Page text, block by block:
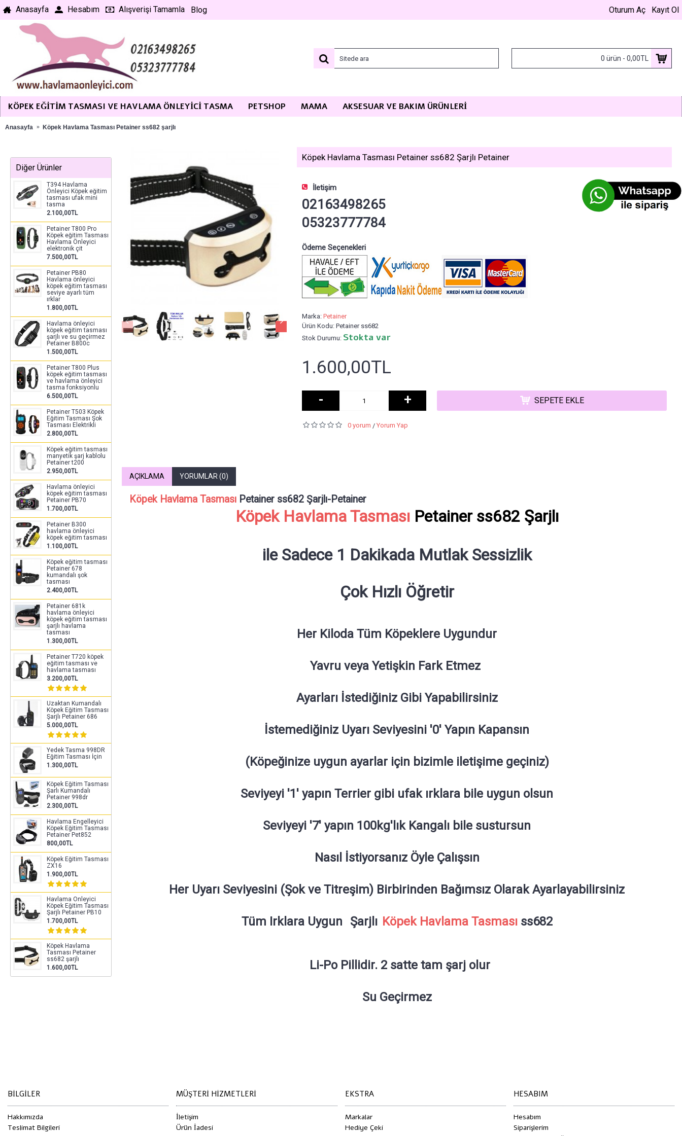
Anasayfa Hesabım Alışverişi Tamamla Blog Oturum Aç Kayıt Ol
0 ürün - 0,00TL
KÖPEK EĞITIM TASMASI VE HAVLAMA ÖNLEYICI TASMA PETSHOP MAMA AKSESUAR VE BAKIM ÜRÜNLERI
Anasayfa Köpek Havlama Tasması Petainer ss682 şarjlı
Diğer Ürünler
T394 Havlama
Önleyici Köpek eğitim
tasması ufak mini
tasma
2.100,00TL
Petainer T800 Pro
Köpek eğitim Tasması
Havlama Önleyici
elektronik çit
7.500,00TL
Petainer PB80
Havlama önleyici
köpek eğitim tasması
seviye ayarlı tüm
ırklar
1.800,00TL
Havlama önleyici
köpek eğitim tasması
şarjlı ve su geçirmez
Petainer B800c
1.500,00TL
Petainer T800 Plus
köpek eğitim tasması
ve havlama önleyici
tasma fonksiyonlu
6.500,00TL
Petainer T503 Köpek
Eğitim Tasması Şok
Tasması Elektrikli
2.800,00TL
Köpek eğitim tasması
manyetik şarj kablolu
Petainer t200
2.950,00TL
Havlama önleyici
köpek eğitim tasması
Petainer PB70
1.700,00TL
Petainer B300
havlama önleyici
köpek eğitim tasması
1.100,00TL
Köpek eğitim tasması
Petainer 678
kumandalı şok
tasması
2.400,00TL
Petainer 681k
havlama önleyici
köpek eğitim tasması
şarjlı havlama
tasması
1.300,00TL
Petainer T720 köpek
eğitim tasması ve
havlama tasması
3.200,00TL
Uzaktan Kumandalı
Köpek Eğitim Tasması
Şarjlı Petainer 686
5.000,00TL
Yedek Tasma 998DR
Eğitim Tasması İçin
1.300,00TL
Köpek Eğitim Tasması
Şarlı Kumandalı
Petainer 998dr
2.300,00TL
Havlama Engelleyici
Köpek Eğitim Tasması
Petainer Pet852
800,00TL
Köpek Eğitim Tasması
ZX16
1.900,00TL
Havlama Önleyici
Köpek Eğitim Tasması
Şarjlı Petainer PB10
1.700,00TL
Köpek Havlama
Tasması Petainer
ss682 şarjlı
1.600,00TL
Köpek Havlama Tasması Petainer ss682 Şarjlı Petainer
İletişim
02163498265
05323777784
Ödeme Seçenekleri
Marka:Petainer
Ürün Kodu:Petainer ss682
Stok Durumu: Stokta var
1.600,00TL
- + SEPETE EKLE
0 yorum /Yorum Yap
AÇIKLAMA YORUMLAR (0)
Köpek Havlama Tasması Petainer ss682 Şarjlı-Petainer
Köpek Havlama TasmasıPetainer ss682 Şarjlı
ile Sadece 1 Dakikada Mutlak Sessizlik
Çok Hızlı Öğretir
Her Kiloda Tüm Köpeklere Uygundur
Yavru veya Yetişkin Fark Etmez
Ayarları İstediğiniz Gibi Yapabilirsiniz
İstemediğiniz Uyarı Seviyesini '0' Yapın Kapansın
(Köpeğinize uygun ayarlar için bizimle iletişime geçiniz)
Seviyeyi '1' yapın Terrier gibi ufak ırklara bile uygun olsun
Seviyeyi '7' yapın 100kg'lık Kangalı bile sustursun
Nasıl İstiyorsanız Öyle Çalışsın
Her Uyarı Seviyesini (Şok ve Titreşim) Birbirinden Bağımsız Olarak Ayarlayabilirsiniz
Tüm Irklara Uygun Şarjlı Köpek Havlama Tasmasıss682
Li-Po Pillidir. 2 satte tam şarj olur
Su Geçirmez
BILGILER
Hakkımızda
Teslimat Bilgileri
MÜŞTERI HIZMETLERI
İletişim
Ürün İadesi
EKSTRA
Markalar
Hediye Çeki
HESABIM
Hesabım
Siparişlerim